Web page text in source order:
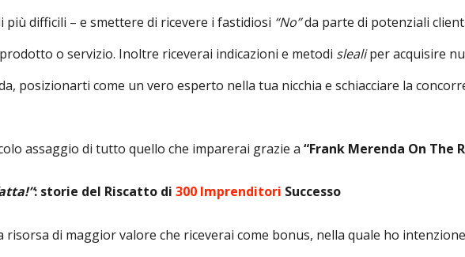
più difficili – e smettere di ricevere i fastidiosi “No”da parte di potenziali
o servizio. Inoltre riceverai indicazioni e metodi slealiper acquisire
posizionarti come un vero esperto nella tua nicchia e schiacciare la
assaggio di tutto quello che imparerai grazie a “Frank Merenda On The
: storie del Riscatto di 300 Imprenditori Successo
risorsa di maggior valore che riceverai come bonus, nella quale ho